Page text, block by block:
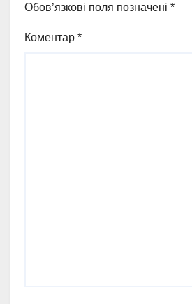
Обов’язкові поля позначені *
Коментар *